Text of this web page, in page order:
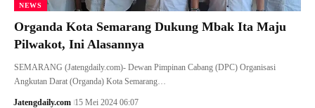
NEWS
Organda Kota Semarang Dukung Mbak Ita Maju
Pilwakot, Ini Alasannya
SEMARANG (Jatengdaily.com)- Dewan Pimpinan Cabang (DPC) Organisasi
Angkutan Darat (Organda) Kota Semarang…
Jatengdaily.com 15 Mei 2024 06:07